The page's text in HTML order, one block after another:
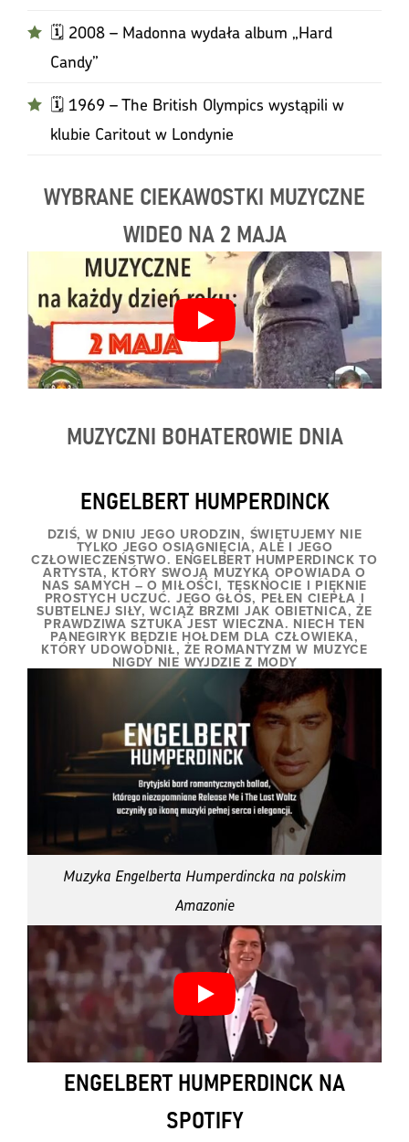
🗓️ 2008 – Madonna wydała album „Hard
Candy”
🗓️ 1969 – The British Olympics wystąpili w
klubie Caritout w Londynie
WYBRANE CIEKAWOSTKI MUZYCZNE
WIDEO NA 2 MAJA
MUZYCZNI BOHATEROWIE DNIA
ENGELBERT HUMPERDINCK
DZIŚ, W DNIU JEGO URODZIN, ŚWIĘTUJEMY NIE
TYLKO JEGO OSIĄGNIĘCIA, ALE I JEGO
CZŁOWIECZEŃSTWO. ENGELBERT HUMPERDINCK TO
ARTYSTA, KTÓRY SWOJĄ MUZYKĄ OPOWIADA O
NAS SAMYCH – O MIŁOŚCI, TĘSKNOCIE I PIĘKNIE
PROSTYCH UCZUĆ. JEGO GŁOS, PEŁEN CIEPŁA I
SUBTELNEJ SIŁY, WCIĄŻ BRZMI JAK OBIETNICA, ŻE
PRAWDZIWA SZTUKA JEST WIECZNA. NIECH TEN
PANEGIRYK BĘDZIE HOŁDEM DLA CZŁOWIEKA,
KTÓRY UDOWODNIŁ, ŻE ROMANTYZM W MUZYCE
NIGDY NIE WYJDZIE Z MODY
Muzyka Engelberta Humperdincka na polskim
Amazonie
ENGELBERT HUMPERDINCK NA
SPOTIFY